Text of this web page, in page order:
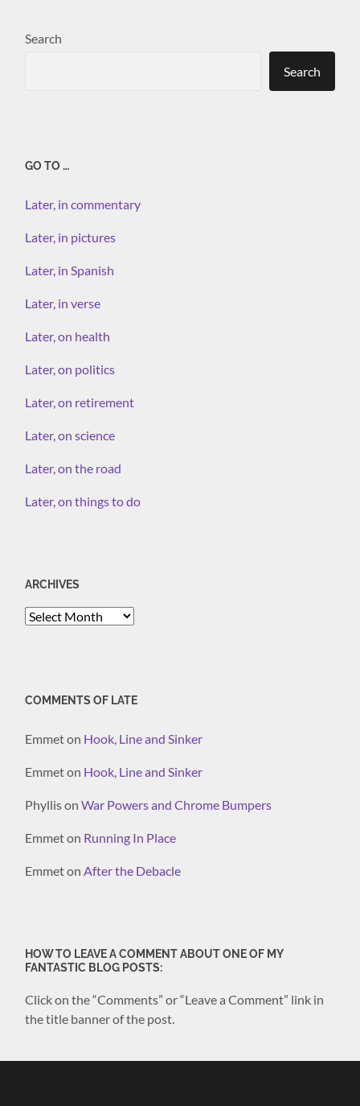
Search
Search
GO TO …
Later, in commentary
Later, in pictures
Later, in Spanish
Later, in verse
Later, on health
Later, on politics
Later, on retirement
Later, on science
Later, on the road
Later, on things to do
ARCHIVES
Archives
COMMENTS OF LATE
Emmeton Hook, Line and Sinker
Emmeton Hook, Line and Sinker
PhyllisonWar Powers and Chrome Bumpers
Emmeton Running In Place
EmmetonAfter the Debacle
HOW TO LEAVE A COMMENT ABOUT ONE OF MY
FANTASTIC BLOG POSTS:
Click on the “Comments” or “Leave a Comment” link in
the title banner of the post.